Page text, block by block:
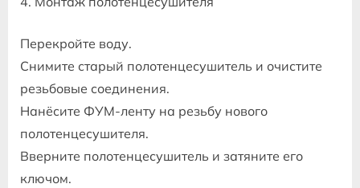
Перекройте воду.
Снимите старый полотенцесушитель и очистите
резьбовые соединения.
Нанёсите ФУМ-ленту на резьбу нового
полотенцесушителя.
Вверните полотенцесушитель и затяните его
ключом.